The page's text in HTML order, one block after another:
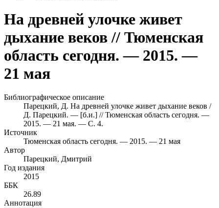
На древней улочке живет
дыхание веков // Тюменская
область сегодня. — 2015. —
21 мая
Библиографическое описание
Парецкий, Д. На древней улочке живет дыхание веков /
Д. Парецкий. — [б.и.] // Тюменская область сегодня. —
2015. — 21 мая. — С. 4.
Источник
Тюменская область сегодня. — 2015. — 21 мая
Автор
Парецкий, Дмитрий
Год издания
2015
ББК
26.89
Аннотация